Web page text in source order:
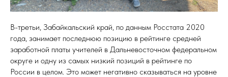
В-третьи, Забайкальский край, по данным Росстата 2020
года, занимает последнюю позицию в рейтинге средней
заработной платы учителей в Дальневосточном федеральном
округе и одну из самых низкий позиций в рейтинге по
России в целом. Это может негативно сказываться на уровне